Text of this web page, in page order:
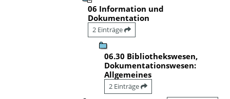
06 Information und
Dokumentation
2 Einträge
06.30 Bibliothekswesen,
Dokumentationswesen:
Allgemeines
2 Einträge